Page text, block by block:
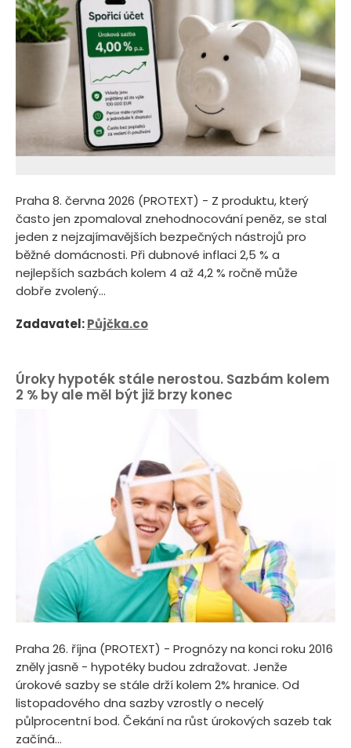
Praha 8. června 2026 (PROTEXT) - Z produktu, který
často jen zpomaloval znehodnocování peněz, se stal
jeden z nejzajímavějších bezpečných nástrojů pro
běžné domácnosti. Při dubnové inflaci 2,5 % a
nejlepších sazbách kolem 4 až 4,2 % ročně může
dobře zvolený...
Zadavatel:Půjčka.co
Úroky hypoték stále nerostou. Sazbám kolem
2 % by ale měl být již brzy konec
Praha 26. října (PROTEXT) - Prognózy na konci roku 2016
zněly jasně - hypotéky budou zdražovat. Jenže
úrokové sazby se stále drží kolem 2% hranice. Od
listopadového dna sazby vzrostly o necelý
půlprocentní bod. Čekání na růst úrokových sazeb tak
začíná...